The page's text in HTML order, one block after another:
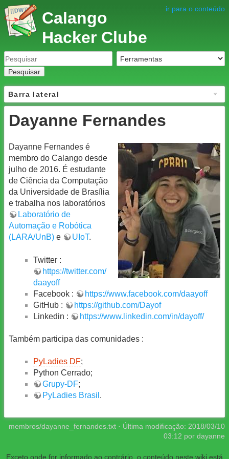
ir para o conteúdo
Calango
Hacker Clube
Pesquisar
Barra lateral
Dayanne Fernandes
Dayanne Fernandes é
membro do Calango desde
julho de 2016. É estudante
de Ciência da Computação
da Universidade de Brasília
e trabalha nos laboratórios
Laboratório de
Automação e Robótica
(LARA/UnB) e UIoT.
Twitter :
https://twitter.com/
daayoff
Facebook :
https://www.facebook.com/daayoff
GitHub :
https://github.com/Dayof
Linkedin :
https://www.linkedin.com/in/dayoff/
Também participa das comunidades :
PyLadies DF;
Python Cerrado;
Grupy-DF;
PyLadies Brasil .
membros/dayanne_fernandes.txt · Última modificação: 2018/03/10
03:12 por dayanne
Exceto onde for informado ao contrário, o conteúdo neste wiki está